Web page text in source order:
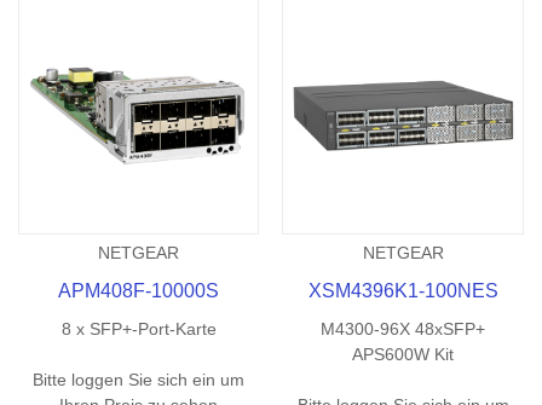
NETGEAR
APM408F-10000S
8 x SFP+-Port-Karte
Bitte loggen Sie sich ein um
NETGEAR
XSM4396K1-100NES
M4300-96X 48xSFP+
APS600W Kit